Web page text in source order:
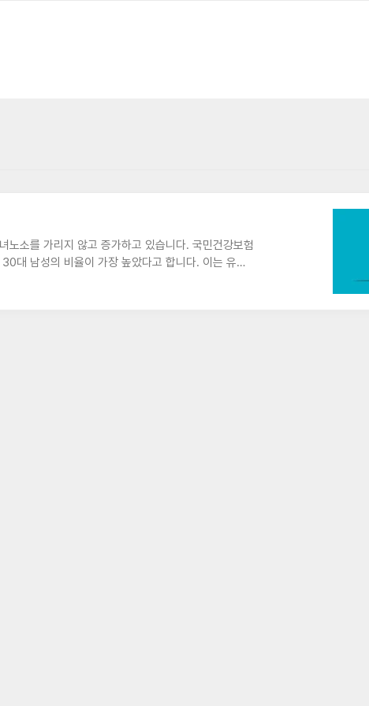
노소를 가리지 않고 증가하고 있습니다. 국민건강보험
대 남성의 비율이 가장 높았다고 합니다. 이는 유전
이유로 발생합니다. 이에 따라 탈모 예방에 효과적인